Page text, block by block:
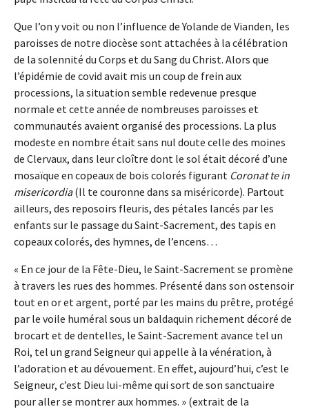
Que l’on y voit ou non l’influence de Yolande de Vianden, les
paroisses de notre diocèse sont attachées à la célébration
de la solennité du Corps et du Sang du Christ. Alors que
l’épidémie de covid avait mis un coup de frein aux
processions, la situation semble redevenue presque
normale et cette année de nombreuses paroisses et
communautés avaient organisé des processions. La plus
modeste en nombre était sans nul doute celle des moines
de Clervaux, dans leur cloître dont le sol était décoré d’une
mosaïque en copeaux de bois colorés figurant Coronat te in
misericordia(Il te couronne dans sa miséricorde). Partout
ailleurs, des reposoirs fleuris, des pétales lancés par les
enfants sur le passage du Saint-Sacrement, des tapis en
copeaux colorés, des hymnes, de l’encens…
« En ce jour de la Fête-Dieu, le Saint-Sacrement se promène
à travers les rues des hommes. Présenté dans son ostensoir
tout en or et argent, porté par les mains du prêtre, protégé
par le voile huméral sous un baldaquin richement décoré de
brocart et de dentelles, le Saint-Sacrement avance tel un
Roi, tel un grand Seigneur qui appelle à la vénération, à
l’adoration et au dévouement. En effet, aujourd’hui, c’est le
Seigneur, c’est Dieu lui-même qui sort de son sanctuaire
pour aller se montrer aux hommes. » (extrait de la